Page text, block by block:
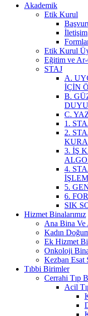
Akademik
Etik Kurul
İletişim
Etik Kurul
Eğitim ve
STAJ
A.
İÇİN
B.
C.
1.
2.
3. İŞ
4.
5.
6.
SIK
Hizmet Binalarımız
Ana Bina Ve
Kadın
Ek Hizmet
Onkoloji
Kezban Esat
Tıbbi Birimler
Cerrahi Tıp
Acil